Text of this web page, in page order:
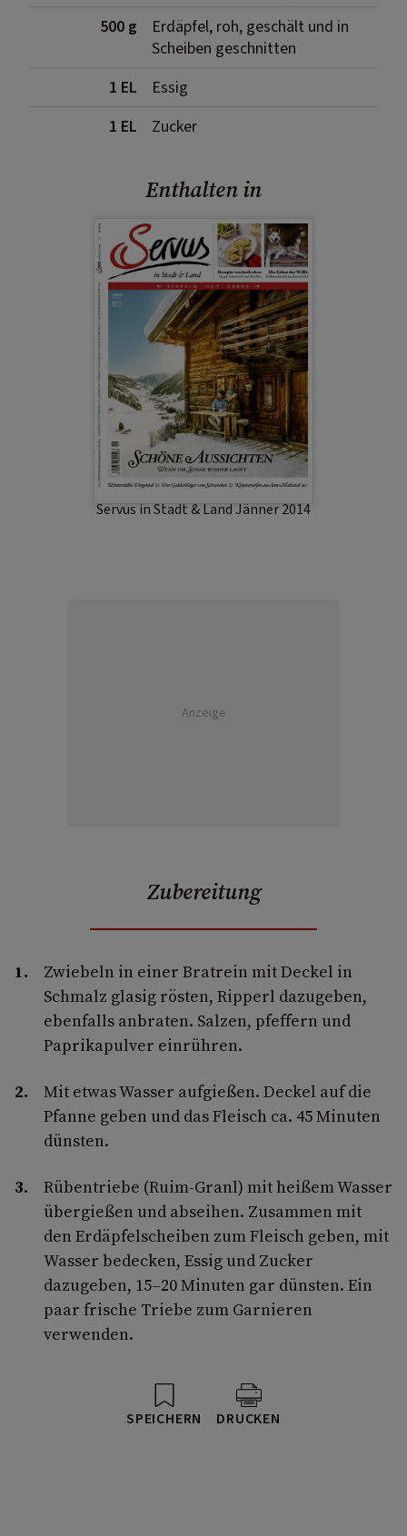
500 g
Erdäpfel, roh, geschält und in
Scheiben geschnitten
1 EL
Essig
1 EL
Zucker
Enthalten in
Servus in Stadt & Land Jänner 2014
Anzeige
Zubereitung
Zwiebeln in einer Bratrein mit Deckel in
Schmalz glasig rösten, Ripperl dazugeben,
ebenfalls anbraten. Salzen, pfeffern und
Paprikapulver einrühren.
Mit etwas Wasser aufgießen. Deckel auf die
Pfanne geben und das Fleisch ca. 45 Minuten
dünsten.
Rübentriebe (Ruim-Granl) mit heißem Wasser
übergießen und abseihen. Zusammen mit
den Erdäpfelscheiben zum Fleisch geben, mit
Wasser bedecken, Essig und Zucker
dazugeben, 15–20 Minuten gar dünsten. Ein
paar frische Triebe zum Garnieren
verwenden.
SPEICHERN DRUCKEN